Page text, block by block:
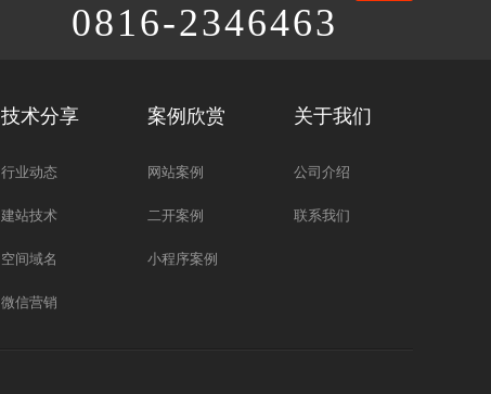
0816-2346463
技术分享
行业动态
建站技术
空间域名
微信营销
案例欣赏
网站案例
二开案例
小程序案例
关于我们
公司介绍
联系我们